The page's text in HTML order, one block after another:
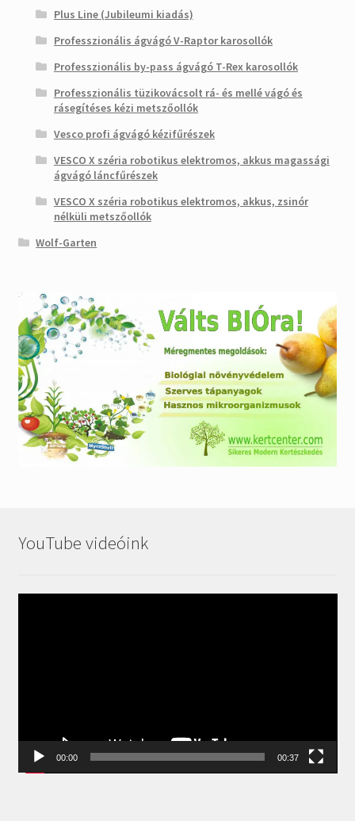
Plus Line (Jubileumi kiadás)
Professzionális ágvágó V-Raptor karosollók
Professzionális by-pass ágvágó T-Rex karosollók
Professzionális tüzikovácsolt rá- és mellé vágó és
rásegítéses kézi metszőollók
Vesco profi ágvágó kézifűrészek
VESCO X széria robotikus elektromos, akkus magassági
ágvágó láncfűrészek
VESCO X széria robotikus elektromos, akkus, zsinór
nélküli metszőollók
Wolf-Garten
YouTube videóink
00:00 00:37